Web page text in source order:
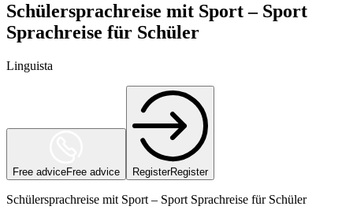
Schülersprachreise mit Sport – Sport
Sprachreise für Schüler
Linguista
Free adviceFree advice RegisterRegister
Schülersprachreise mit Sport – Sport Sprachreise für Schüler